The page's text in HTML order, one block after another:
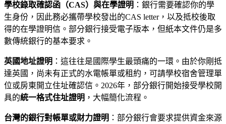
學校錄取確認函（CAS）與在學證明 ：銀行需要確認你的學
生身份，因此務必攜帶學校發出的CAS letter，以及抵校後取
得的在學證明信。部分銀行接受電子版本，但紙本文件仍是多
數傳統銀行的基本要求。
英國地址證明 ：這往往是國際學生最頭痛的一環。由於你剛抵
達英國，尚未有正式的水電帳單或租約，可請學校宿舍管理單
位或房東開立住址確認信。2026年，部分銀行開始接受學校開
具的統一格式住址證明 ，大幅簡化流程。
台灣的銀行對帳單或財力證明 ：部分銀行會要求提供資金來源